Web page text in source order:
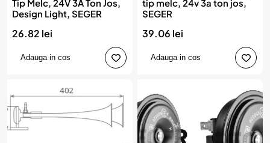
Tip Melc, 24V 3A Ton Jos,
Design Light, SEGER
26.82 lei
Adauga in cos
tip melc, 24v 3a ton jos,
SEGER
39.06 lei
Adauga in cos